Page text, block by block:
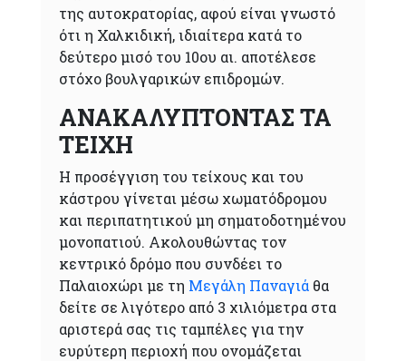
της αυτοκρατορίας, αφού είναι γνωστό
ότι η Χαλκιδική, ιδιαίτερα κατά το
δεύτερο μισό του 10ου αι. αποτέλεσε
στόχο βουλγαρικών επιδρομών.
ΑΝΑΚΑΛΥΠΤΟΝΤΑΣ ΤΑ
ΤΕΙΧΗ
Η προσέγγιση του τείχους και του
κάστρου γίνεται μέσω χωματόδρομου
και περιπατητικού μη σηματοδοτημένου
μονοπατιού. Ακολουθώντας τον
κεντρικό δρόμο που συνδέει το
Παλαιοχώρι με τη Μεγάλη Παναγιάθα
δείτε σε λιγότερο από 3 χιλιόμετρα στα
αριστερά σας τις ταμπέλες για την
ευρύτερη περιοχή που ονομάζεται